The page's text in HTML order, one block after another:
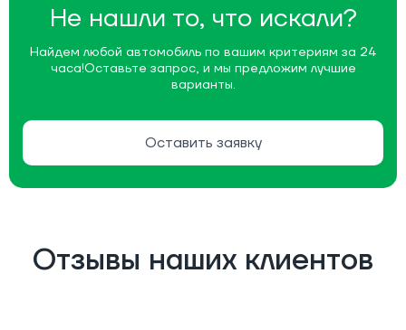
Не нашли то, что искали?
Найдем любой автомобиль по вашим критериям за 24
часа!Оставьте запрос, и мы предложим лучшие
варианты.
Оставить заявку
Отзывы наших клиентов